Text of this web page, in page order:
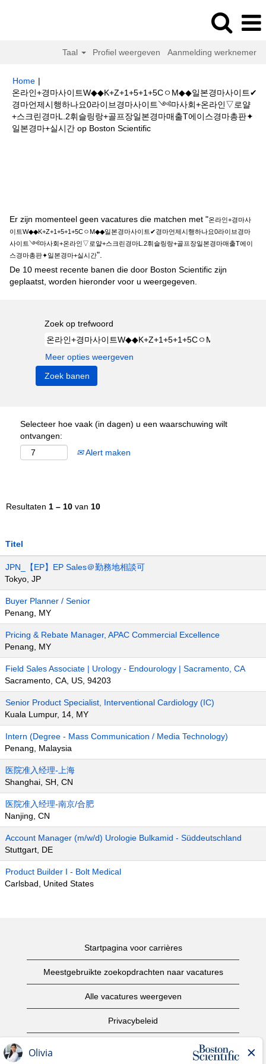
Taal Profiel weergeven Aanmelding werknemer
Home |
온라인+경마사이트W◆◆K+Z+1+5+1+5CㅇM◆◆일본경마사이트✔
경마언제시행하나요0라이브경마사이트༺마사회+온라인▽로얄
+스크린경마L.2휘슬링랑+골프장일본경마매출T에이스경마총판✦
일본경마+실시간 op Boston Scientific(huidige
Er zijn momenteel geen vacatures die matchen met "온라인+경마사
이트W◆◆K+Z+1+5+1+5CㅇM◆◆일본경마사이트✔경마언제시행하나요0라이브경마
사이트༺마사회+온라인▽로얄+스크린경마L.2휘슬링랑+골프장일본경마매출T에이
스경마총판✦일본경마+실시간".
De 10 meest recente banen die door Boston Scientific zijn
geplaatst, worden hieronder voor u weergegeven.
Zoek op trefwoord
Meer opties weergeven
Selecteer hoe vaak (in dagen) u een waarschuwing wilt
ontvangen:
Alert maken
Resultaten 1 – 10 van 10
Titel
JPN_【EP】EP Sales＠勤務地相談可
Tokyo, JP
Buyer Planner / Senior
Penang, MY
Pricing & Rebate Manager, APAC Commercial Excellence
Penang, MY
Field Sales Associate | Urology - Endourology | Sacramento, CA
Sacramento, CA, US, 94203
Senior Product Specialist, Interventional Cardiology (IC)
Kuala Lumpur, 14, MY
Intern (Degree - Mass Communication / Media Technology)
Penang, Malaysia
医院准入经理-上海
Shanghai, SH, CN
医院准入经理-南京/合肥
Nanjing, CN
Account Manager (m/w/d) Urologie Bulkamid - Süddeutschland
Stuttgart, DE
Product Builder I - Bolt Medical
Carlsbad, United States
Startpagina voor carrières
Meestgebruikte zoekopdrachten naar vacatures
Alle vacatures weergeven
Privacybeleid